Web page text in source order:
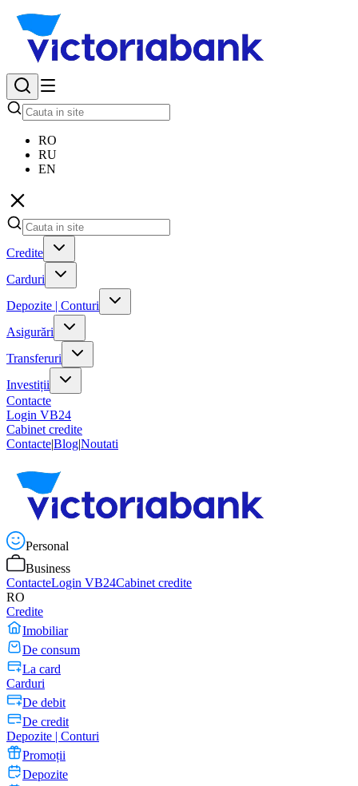
RO
RU
EN
Credite
Carduri
Depozite | Conturi
Asigurări
Transferuri
Investiții
Contacte
Login VB24
Cabinet credite
Contacte|Blog|Noutati
Personal
Business
ContacteLogin VB24Cabinet credite
RO
Credite
Imobiliar
De consum
La card
Carduri
De debit
De credit
Depozite | Conturi
Promoții
Depozite